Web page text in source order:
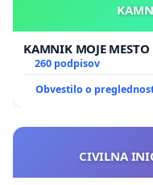
KAMNIK MOJE MESTO
260 podpisov
Obvestilo o
CIVILNA